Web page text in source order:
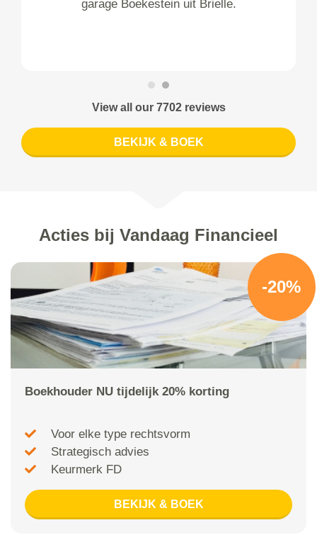
garage Boekestein uit Brielle.
View all our 7702 reviews
BEKIJK & BOEK
Acties bij Vandaag Financieel
-20%
Boekhouder NU tijdelijk 20% korting
Voor elke type rechtsvorm
Strategisch advies
Keurmerk FD
BEKIJK & BOEK